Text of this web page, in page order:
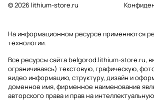
© 2026 lithium-store.ru
На информационном ресурсе применяются
технологии.
Все ресурсы сайта belgorod.lithium-store.ru,
ограничиваясь) текстовую, графическую,
видео информацию, структуру, дизайн и
доменное имя, фирменное наименование
авторского права и прав на